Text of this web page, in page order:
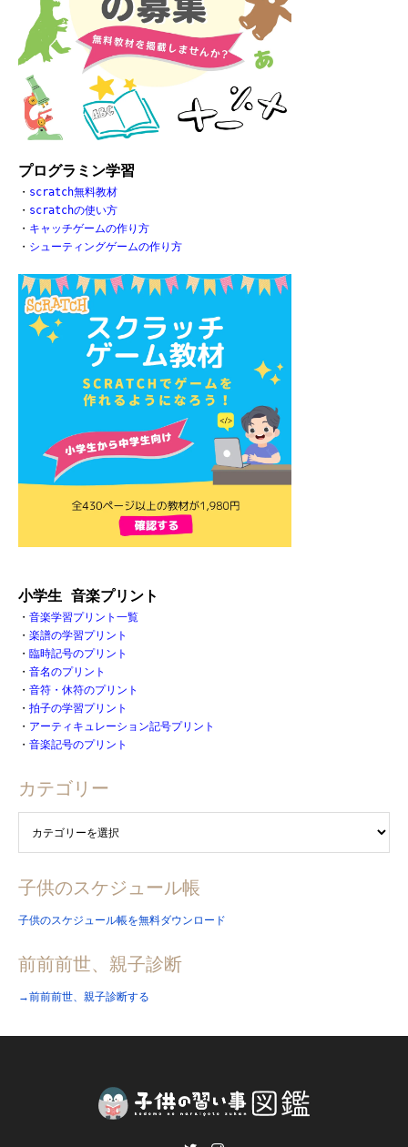
プログラミン学習
・ scratch無料教材
・ scratchの使い方
・ キャッチゲームの作り方
・ シューティングゲームの作り方
小学生 音楽プリント
・ 音楽学習プリント一覧
・ 楽譜の学習プリント
・ 臨時記号のプリント
・ 音名のプリント
・ 音符・休符のプリント
・ 拍子の学習プリント
・ アーティキュレーション記号プリント
・ 音楽記号のプリント
カテゴリー
子供のスケジュール帳
子供のスケジュール帳を無料ダウンロード
前前前世、親子診断
→前前前世、親子診断する